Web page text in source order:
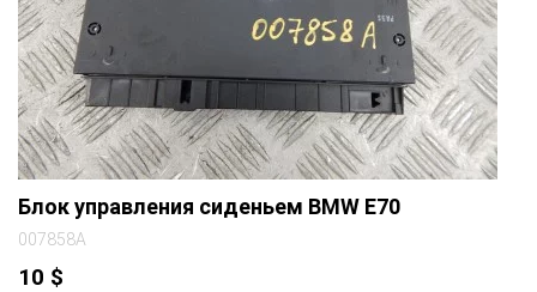
Блок управления сиденьем BMW E70
007858A
10 $